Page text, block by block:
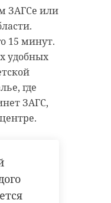
ЗАГСе или
15 минут.
удобных
где
ЗАГС,
промок
укутали
к
ждали
страны.
//